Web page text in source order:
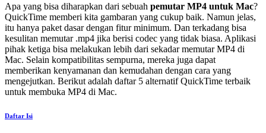
Apa yang bisa diharapkan dari sebuah pemutar MP4 untuk Mac?
QuickTime memberi kita gambaran yang cukup baik. Namun jelas,
itu hanya paket dasar dengan fitur minimum. Dan terkadang bisa
kesulitan memutar .mp4 jika berisi codec yang tidak biasa. Aplikasi
pihak ketiga bisa melakukan lebih dari sekadar memutar MP4 di
Mac. Selain kompatibilitas sempurna, mereka juga dapat
memberikan kenyamanan dan kemudahan dengan cara yang
mengejutkan. Berikut adalah daftar 5 alternatif QuickTime terbaik
untuk membuka MP4 di Mac.
Daftar Isi